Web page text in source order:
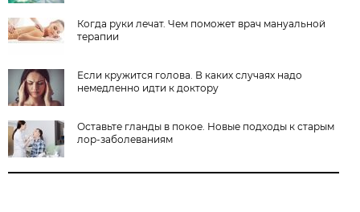
Когда руки лечат. Чем поможет врач мануальной
терапии
Если кружится голова. В каких случаях надо
немедленно идти к доктору
Оставьте гланды в покое. Новые подходы к старым
лор-заболеваниям